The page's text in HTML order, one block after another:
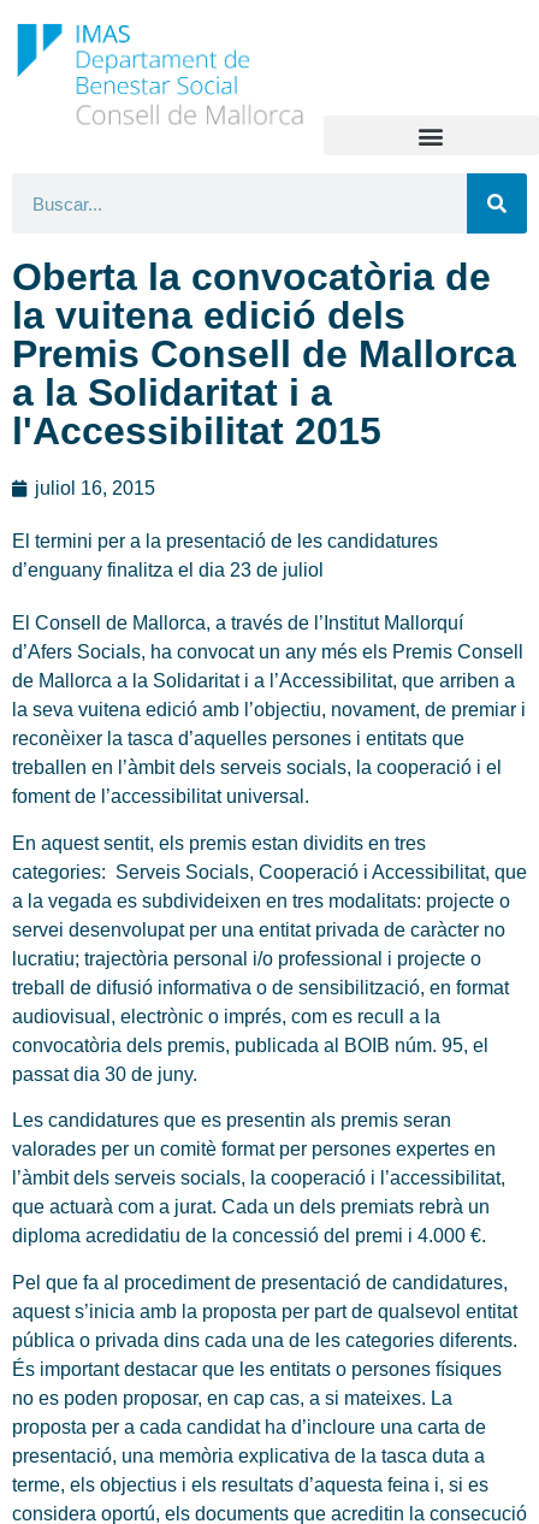
Oberta la convocatòria de
la vuitena edició dels
Premis Consell de Mallorca
a la Solidaritat i a
l'Accessibilitat 2015
juliol 16, 2015
El termini per a la presentació de les candidatures
d’enguany finalitza el dia 23 de juliol
El Consell de Mallorca, a través de l’Institut Mallorquí
d’Afers Socials, ha convocat un any més els Premis Consell
de Mallorca a la Solidaritat i a l’Accessibilitat, que arriben a
la seva vuitena edició amb l’objectiu, novament, de premiar i
reconèixer la tasca d’aquelles persones i entitats que
treballen en l’àmbit dels serveis socials, la cooperació i el
foment de l’accessibilitat universal.
En aquest sentit, els premis estan dividits en tres
categories: Serveis Socials, Cooperació i Accessibilitat, que
a la vegada es subdivideixen en tres modalitats: projecte o
servei desenvolupat per una entitat privada de caràcter no
lucratiu; trajectòria personal i/o professional i projecte o
treball de difusió informativa o de sensibilització, en format
audiovisual, electrònic o imprés, com es recull a la
convocatòria dels premis, publicada al BOIB núm. 95, el
passat dia 30 de juny.
Les candidatures que es presentin als premis seran
valorades per un comitè format per persones expertes en
l’àmbit dels serveis socials, la cooperació i l’accessibilitat,
que actuarà com a jurat. Cada un dels premiats rebrà un
diploma acredidatiu de la concessió del premi i 4.000 €.
Pel que fa al procediment de presentació de candidatures,
aquest s’inicia amb la proposta per part de qualsevol entitat
pública o privada dins cada una de les categories diferents.
És important destacar que les entitats o persones físiques
no es poden proposar, en cap cas, a si mateixes. La
proposta per a cada candidat ha d’incloure una carta de
presentació, una memòria explicativa de la tasca duta a
terme, els objectius i els resultats d’aquesta feina i, si es
considera oportú, els documents que acreditin la consecució